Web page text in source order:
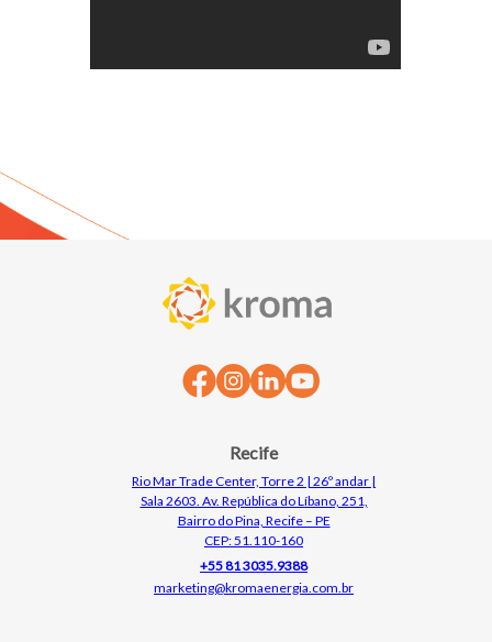
Recife
Rio Mar Trade Center, Torre 2 | 26º andar |
Sala 2603. Av. República do Líbano, 251,
Bairro do Pina, Recife – PE
CEP: 51.110-160
+55 81 3035.9388
marketing@kromaenergia.com.br